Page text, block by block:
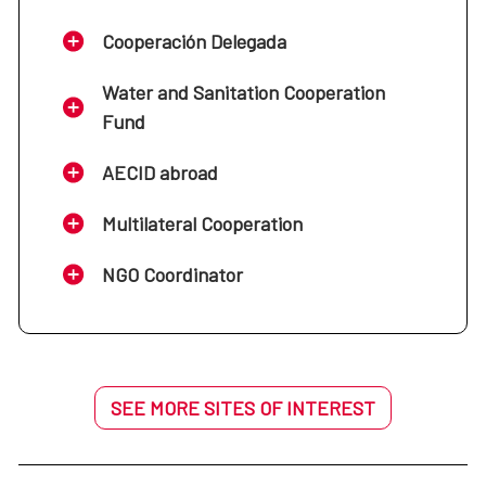
Cooperación Delegada
Water and Sanitation Cooperation
Fund
AECID abroad
Multilateral Cooperation
NGO Coordinator
SEE MORE SITES OF INTEREST